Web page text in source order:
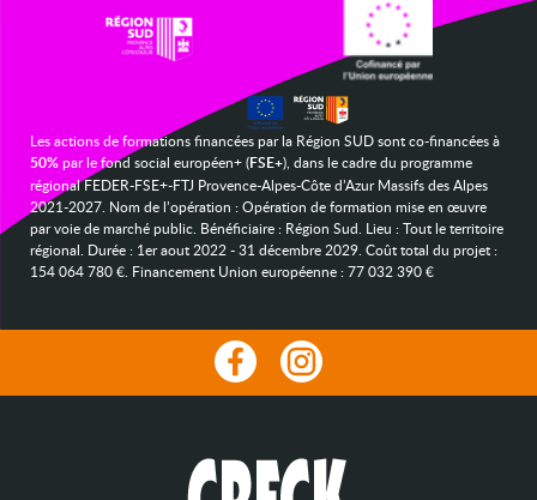
Les actions de formations financées par la Région SUD sont co-financées à
50%par le fond social européen+ (FSE+), dans le cadre du programme
régional FEDER-FSE+-FTJ Provence-Alpes-Côte d’Azur Massifs des Alpes
2021-2027. Nom de l’opération : Opération de formation mise en œuvre
par voie de marché public. Bénéficiaire : Région Sud. Lieu : Tout le territoire
régional. Durée : 1er aout 2022 - 31 décembre 2029. Coût total du projet :
154 064 780 €. Financement Union européenne : 77 032 390 €